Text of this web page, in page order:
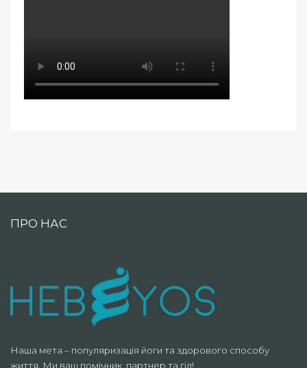
ПРО НАС
Наша мета – популяризація йоги та здорового способу
життя. Ми ваш помічник, партнер та гід!